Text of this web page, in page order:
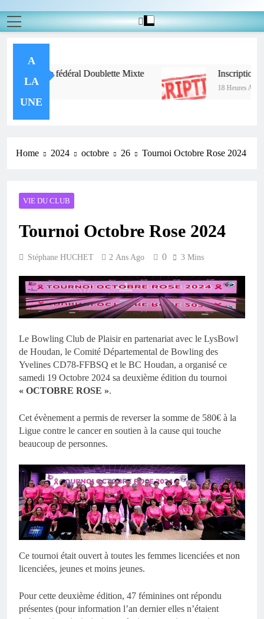
A
LA
UNE
challenge fédéral Doublette Mixte Inscription
18 Heures Ago
Home 2024 octobre 26 Tournoi Octobre Rose 2024
VIE DU CLUB
Tournoi Octobre Rose 2024
Stéphane HUCHET 2 Ans Ago 0 3 Mins
Le Bowling Club de Plaisir en partenariat avec le LysBowl
de Houdan, le Comité Départemental de Bowling des
Yvelines CD78-FFBSQ et le BC Houdan, a organisé ce
samedi 19 Octobre 2024 sa deuxième édition du tournoi
« OCTOBRE ROSE ».
Cet évènement a permis de reverser la somme de 580€ à la
Ligue contre le cancer en soutien à la cause qui touche
beaucoup de personnes.
Ce tournoi était ouvert à toutes les femmes licenciées et non
licenciées, jeunes et moins jeunes.
Pour cette deuxième édition, 47 féminines ont répondu
présentes (pour information l’an dernier elles n’étaient